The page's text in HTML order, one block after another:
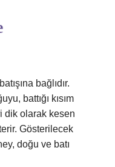
bağlıdır.
battığı kısım
dik olarak kesen
Gösterilecek
doğu ve batı